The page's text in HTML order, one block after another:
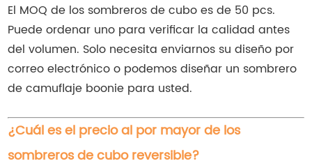
El MOQ de los sombreros de cubo es de 50 pcs.
Puede ordenar uno para verificar la calidad antes
del volumen. Solo necesita enviarnos su diseño por
correo electrónico o podemos diseñar un sombrero
de camuflaje boonie para usted.
¿Cuál es el precio al por mayor de los
sombreros de cubo reversible?